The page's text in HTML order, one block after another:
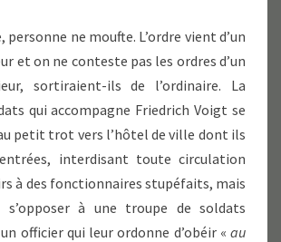
personne ne moufte. L’ordre vient d’un
et on ne conteste pas les ordres d’un
sortiraient-ils de l’ordinaire. La
qui accompagne Friedrich Voigt se
petit trot vers l’hôtel de ville dont ils
interdisant toute circulation
à des fonctionnaires stupéfaits, mais
s’opposer à une troupe de soldats
officier qui leur ordonne d’obéir « au